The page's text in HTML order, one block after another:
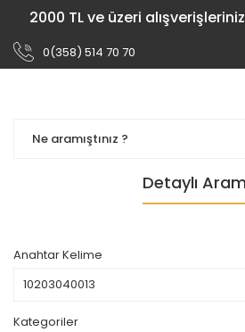
2000 TL ve üzeri
0(358) 514 70 70
Detaylı
Anahtar Kelime
Kategoriler